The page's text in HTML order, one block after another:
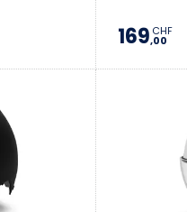
169,00
CHF